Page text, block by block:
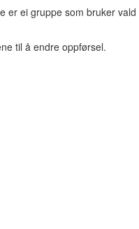
er ei gruppe som bruker
til å endre oppførsel.